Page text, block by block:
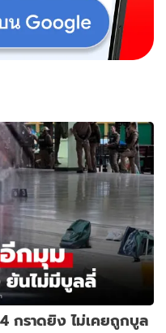
กราดยิง ไม่เคยถูกบูล